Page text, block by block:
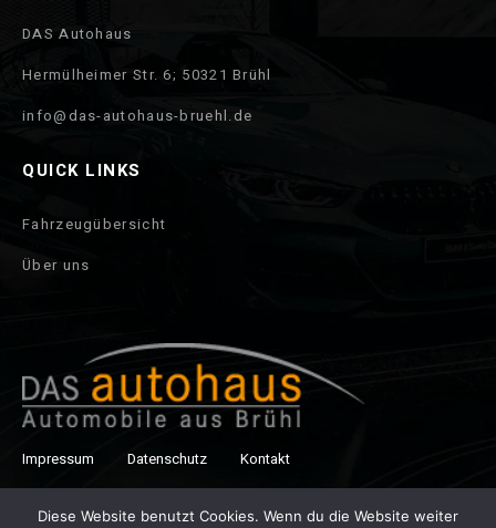
DAS Autohaus
Hermülheimer Str. 6; 50321 Brühl
info@das-autohaus-bruehl.de
QUICK LINKS
Fahrzeugübersicht
Über uns
Impressum Datenschutz Kontakt
Copyright © 2021 Autohaus Brühl. All right reserved.
Diese Website benutzt Cookies. Wenn du die Website weiter